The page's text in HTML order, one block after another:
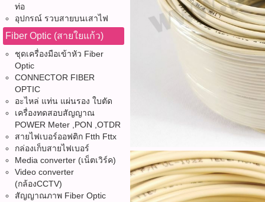
ท่อ
อุปกรณ์ รวบสายบนเสาไฟ
Fiber Optic (สายใยแก้ว)
ชุดเครื่องมือเข้าหัว Fiber
Optic
CONNECTOR FIBER
OPTIC
อะไหล่ แท่น แผ่นรอง ใบตัด
เครื่องทดสอบสัญญาณ
POWER Meter ,PON ,OTDR
สายไฟเบอร์ออฟติก Ftth Fttx
กล่องเก็บสายไฟเบอร์
Media converter (เน็ตเวิร์ค)
Video converter
(กล้องCCTV)
สัญญาณภาพ Fiber Optic